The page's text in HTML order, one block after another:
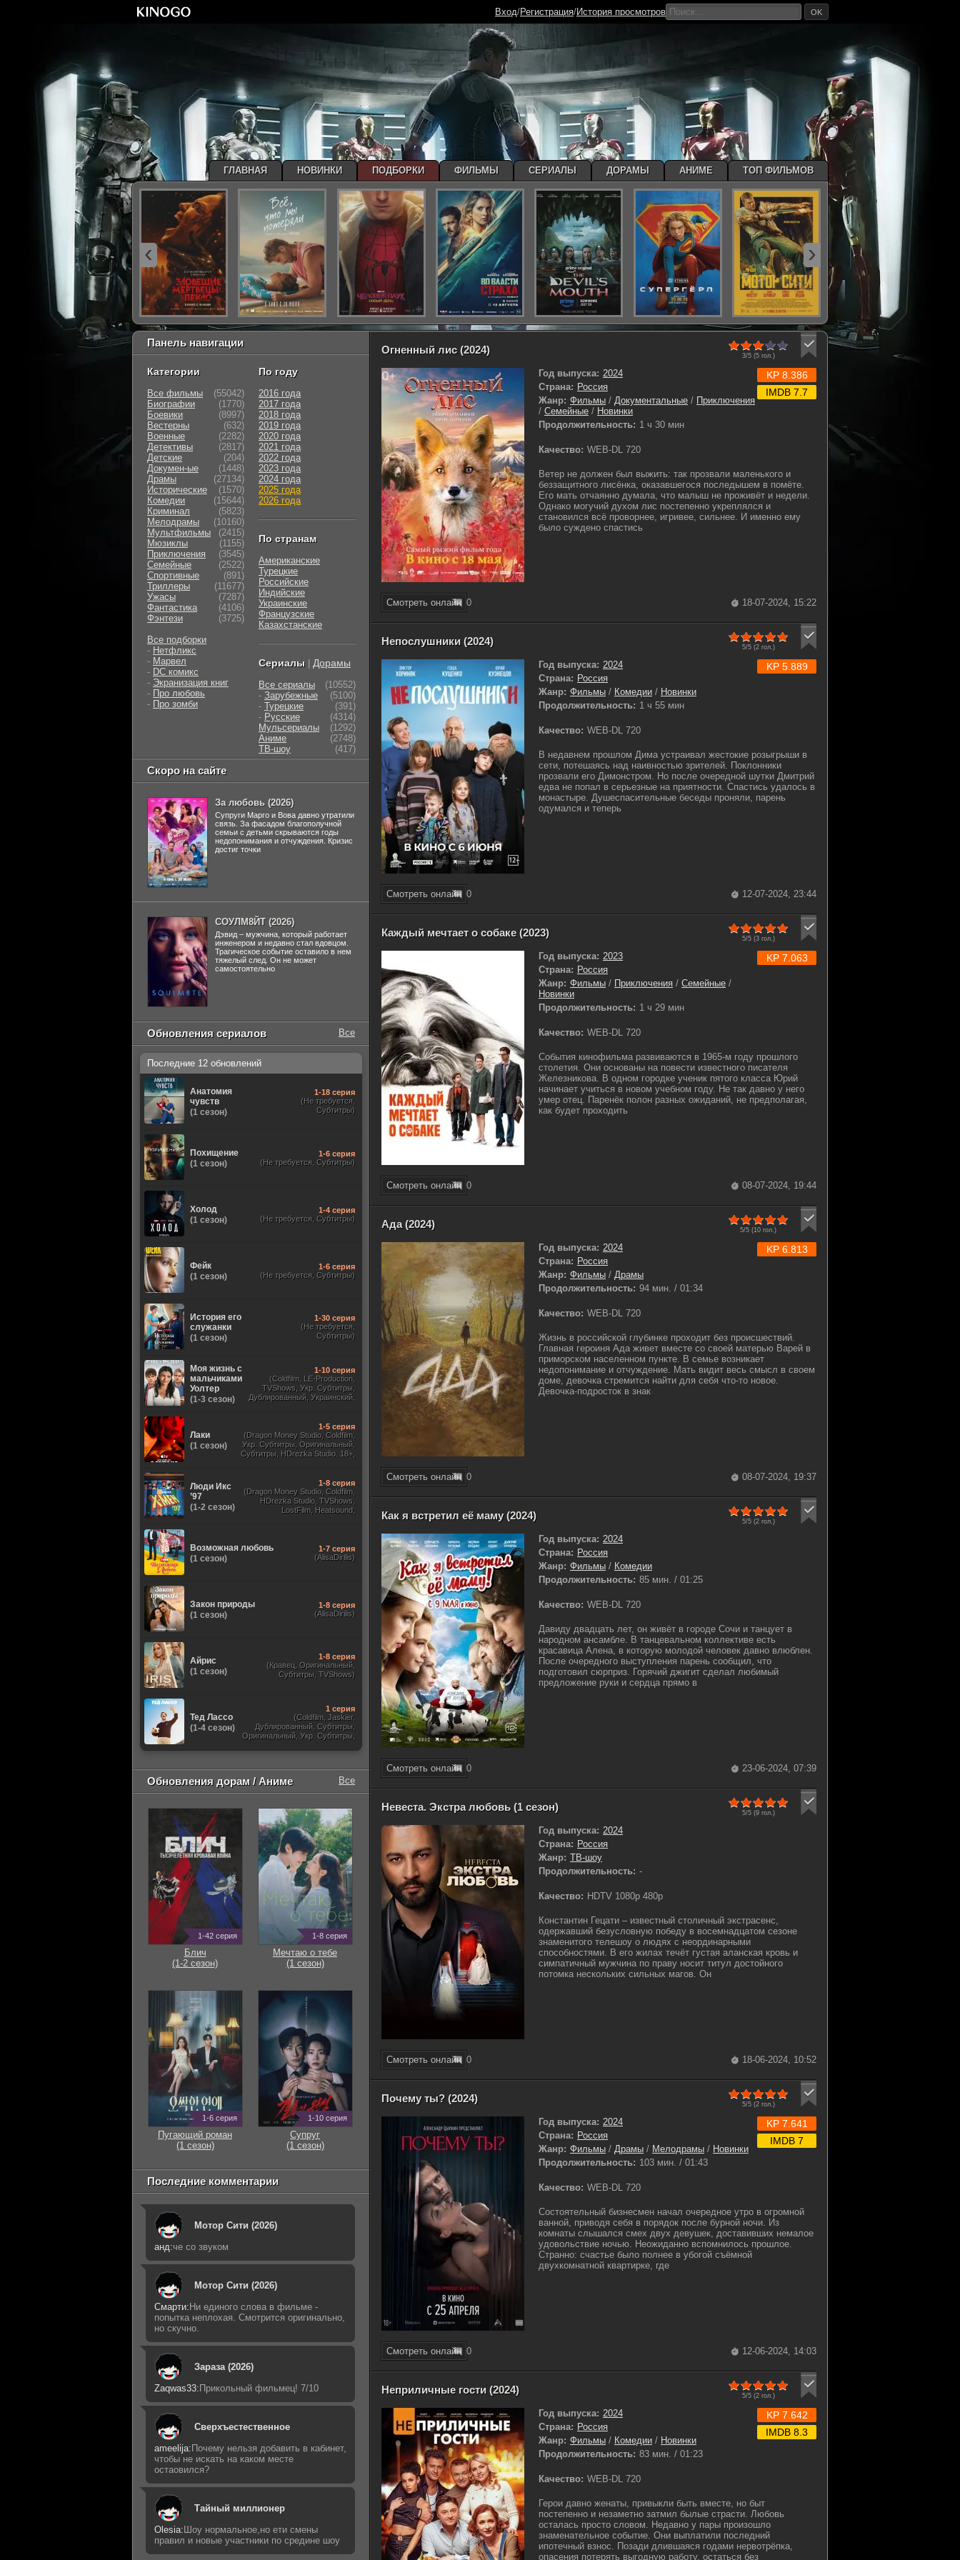
Огненный лис (2024)
3/5 (5гол.)
Год выпуска: 2024
Страна: Россия
Жанр: Фильмы / Документальные / Приключения
/ Семейные / Новинки
Продолжительность: 1 ч 30 мин
Качество: WEB-DL 720
KP 8.386
IMDB 7.7
Ветер не должен был выжить: так прозвали маленького и
беззащитного лисёнка, оказавшегося последышем в помёте.
Его мать отчаянно думала, что малыш не проживёт и недели.
Однако могучий духом лис постепенно укреплялся и
становился всё проворнее, игривее, сильнее. И именно ему
было суждено спастись
Смотреть онлайн 0 18-07-2024, 15:22
Непослушники (2024)
5/5 (2гол.)
Год выпуска: 2024
Страна: Россия
Жанр: Фильмы / Комедии / Новинки
Продолжительность: 1 ч 55 мин
Качество: WEB-DL 720
KP 5.889
В недавнем прошлом Дима устраивал жестокие розыгрыши в
сети, потешаясь над наивностью зрителей. Поклонники
прозвали его Димонстром. Но после очередной шутки Дмитрий
едва не попал в серьезные на приятности. Спастись удалось в
монастыре. Душеспасительные беседы проняли, парень
одумался и теперь
Смотреть онлайн 0 12-07-2024, 23:44
Каждый мечтает о собаке (2023)
5/5 (3гол.)
Год выпуска: 2023
Страна: Россия
Жанр: Фильмы / Приключения / Семейные /
Новинки
Продолжительность: 1 ч 29 мин
Качество: WEB-DL 720
KP 7.063
События кинофильма развиваются в 1965-м году прошлого
столетия. Они основаны на повести известного писателя
Железникова. В одном городке ученик пятого класса Юрий
начинает учиться в новом учебном году. Не так давно у него
умер отец. Паренёк полон разных ожиданий, не предполагая,
как будет проходить
Смотреть онлайн 0 08-07-2024, 19:44
Ада (2024)
5/5 (10 гол.)
Год выпуска: 2024
Страна: Россия
Жанр: Фильмы / Драмы
Продолжительность: 94 мин. / 01:34
Качество: WEB-DL 720
KP 6.813
Жизнь в российской глубинке проходит без происшествий.
Главная героиня Ада живет вместе со своей матерью Варей в
приморском населенном пункте. В семье возникает
недопонимание и отчуждение. Мать видит весь смысл в своем
доме, девочка стремится найти для себя что-то новое.
Девочка-подросток в знак
Смотреть онлайн 0 08-07-2024, 19:37
Как я встретил её маму (2024)
5/5 (2гол.)
Год выпуска: 2024
Страна: Россия
Жанр: Фильмы / Комедии
Продолжительность: 85 мин. / 01:25
Качество: WEB-DL 720
Давиду двадцать лет, он живёт в городе Сочи и танцует в
народном ансамбле. В танцевальном коллективе есть
красавица Алена, в которую молодой человек давно влюблен.
После очередного выступления парень сообщил, что
подготовил сюрприз. Горячий джигит сделал любимый
предложение руки и сердца прямо в
Смотреть онлайн 0 23-06-2024, 07:39
Невеста. Экстра любовь (1 сезон)
5/5 (9гол.)
Год выпуска: 2024
Страна: Россия
Жанр: ТВ-шоу
Продолжительность: -
Качество: HDTV 1080p 480p
Константин Гецати – известный столичный экстрасенс,
одержавший безусловную победу в восемнадцатом сезоне
знаменитого телешоу о людях с неординарными
способностями. В его жилах течёт густая аланская кровь и
симпатичный мужчина по праву носит титул достойного
потомка нескольких сильных магов. Он
Смотреть онлайн 0 18-06-2024, 10:52
Почему ты? (2024)
5/5 (2гол.)
Год выпуска: 2024
Страна: Россия
Жанр: Фильмы / Драмы / Мелодрамы / Новинки
Продолжительность: 103 мин. / 01:43
Качество: WEB-DL 720
KP 7.641
IMDB 7
Состоятельный бизнесмен начал очередное утро в огромной
ванной, приводя себя в порядок после бурной ночи. Из
комнаты слышался смех двух девушек, доставивших немалое
удовольствие ночью. Неожиданно вспомнилось прошлое.
Странно: счастье было полнее в убогой съёмной
двухкомнатной квартирке, где
Смотреть онлайн 0 12-06-2024, 14:03
Неприличные гости (2024)
5/5 (2гол.)
Год выпуска: 2024
Страна: Россия
Жанр: Фильмы / Комедии / Новинки
Продолжительность: 83 мин. / 01:23
Качество: WEB-DL 720
KP 7.642
IMDB 8.3
Герои давно женаты, привыкли быть вместе, но быт
постепенно и незаметно затмил былые страсти. Любовь
осталась просто словом. Недавно у пары произошло
знаменательное событие. Они выплатили последний
ипотечный взнос. Позади длившаяся годами нервотрёпка,
опасения потерять выгодную работу, остаться без
Панель навигации
Категории
Все фильмы
(55042)
Биографии
(1770)
Боевики
(8997)
Вестерны
(632)
Военные
(2282)
Детективы
(2817)
Детские
(204)
Докумен-ые
(1448)
Драмы
(27134)
Исторические
(1570)
Комедии
(15644)
Криминал
(5823)
Мелодрамы
(10160)
Мультфильмы
(2415)
Мюзиклы
(1155)
Приключения
(3545)
Семейные
(2522)
Cпортивные
(891)
Триллеры
(11677)
Ужасы
(7287)
Фантастика
(4106)
Фэнтези
(3725)
Все подборки
- Нетфликс
- Марвел
- DC комикс
- Экранизация книг
- Про любовь
- Про зомби
По году
2016 года
2017 года
2018 года
2019 года
2020 года
2021 года
2022 года
2023 года
2024 года
2025 года
2026 года
По странам
Американские
Турецкие
Российские
Индийские
Украинские
Французские
Казахстанские
Сериалы Дорамы
Все сериалы
(10552)
- Зарубежные
(5100)
- Турецкие
(391)
- Русские
(4314)
Мульсериалы
(1292)
Аниме
(2748)
ТВ-шоу
(417)
Скоро на сайте
За любовь (2026)
Супруги Марго и Вова давно утратили
связь. За фасадом благополучной
семьи с детьми скрываются годы
недопонимания и отчуждения. Кризис
достиг точки
СОУЛМ8ЙТ (2026)
Дэвид – мужчина, который работает
инженером и недавно стал вдовцом.
Трагическое событие оставило в нем
тяжелый след. Он не может
самостоятельно
Обновления сериалов Все
Последние 12 обновлений
Анатомия
чувств
(1 сезон)
1-18 серия
(Не требуется,
Субтитры)
Похищение
(1 сезон)
1-6 серия
(Не требуется, Субтитры)
Холод
(1 сезон)
1-4 серия
(Не требуется, Субтитры)
Фейк
(1 сезон)
1-6 серия
(Не требуется, Субтитры)
История его
служанки
(1 сезон)
1-30 серия
(Не требуется,
Субтитры)
Моя жизнь с
мальчиками
Уолтер
(1-3 сезон)
1-10 серия
(Coldfilm, LE-Production,
TVShows, Укр. Субтитры,
Дублированный, Украинский,
Лаки
(1 сезон)
1-5 серия
(Dragon Money Studio, Coldfilm,
Укр. Субтитры, Оригинальный,
Субтитры, HDrezka Studio. 18+,
Люди Икс
’97
(1-2 сезон)
1-8 серия
(Dragon Money Studio, Coldfilm,
HDrezka Studio, TVShows,
LostFilm, Heatsound,
Возможная любовь
(1 сезон)
1-7 серия
(AlisaDirilis)
Закон природы
(1 сезон)
1-8 серия
(AlisaDirilis)
Айрис
(1 сезон)
1-8 серия
(Кравец, Оригинальный,
Субтитры, TVShows)
Тед Лассо
(1-4 сезон)
1 серия
(Coldfilm, Jaskier,
Дублированный, Субтитры,
Оригинальный, Укр. Субтитры,
Обновления дорам / Аниме Все
1-42 серия
Блич
(1-2 сезон)
1-8 серия
Мечтаю о тебе
(1 сезон)
1-6 серия
Пугающий роман
(1 сезон)
1-10 серия
Супруг
(1 сезон)
Последние комментарии
Мотор Сити (2026)
анд:че со звуком
Мотор Сити (2026)
Смарти: Ни единого слова в фильме -
попытка неплохая. Смотрится оригинально,
но скучно.
Зараза (2026)
Zaqwas33: Прикольный фильмец! 7/10
Сверхъестественное
ameelija: Почему нельзя добавить в кабинет,
чтобы не искать на каком месте
остаовился?
Тайный миллионер
Olesia: Шоу нормальное,но ети смены
правил и новые участники по средине шоу
ГЛАВНАЯ НОВИНКИ ПОДБОРКИ ФИЛЬМЫ СЕРИАЛЫ ДОРАМЫ АНИМЕ ТОП ФИЛЬМОВ
‹ ›
Вход/Регистрация/История просмотров OK